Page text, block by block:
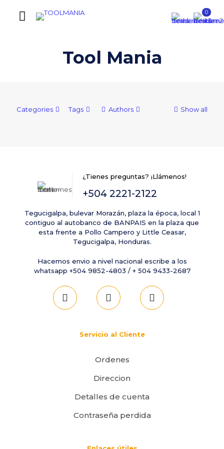
0
Tool Mania
Categories Tags Authors Show all
¿Tienes preguntas? ¡Llámenos!
+504 2221-2122
Tegucigalpa, bulevar Morazán, plaza la época, local 1
contiguo al autobanco de BANPAIS en la plaza que
esta frente a Pollo Campero y Little Ceasar,
Tegucigalpa, Honduras.
Hacemos envio a nivel nacional escribe a los
whatsapp +504 9852-4803 / + 504 9433-2687
Servicio al Cliente
Ordenes
Direccion
Detalles de cuenta
Contraseña perdida